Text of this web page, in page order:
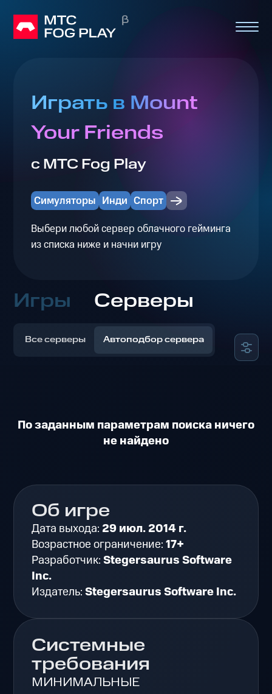
Играть в Mount
Your Friends
с МТС Fog Play
Симуляторы Инди Спорт
Выбери любой сервер облачного гейминга
из списка ниже и начни игру
Игры Серверы
Все серверы Автоподбор сервера
По заданным параметрам поиска ничего
не найдено
Об игре
Дата выхода: 29 июл. 2014 г.
Возрастное ограничение:17+
Разработчик:Stegersaurus Software
Inc.
Издатель:Stegersaurus Software Inc.
Системные
требования
МИНИМАЛЬНЫЕ